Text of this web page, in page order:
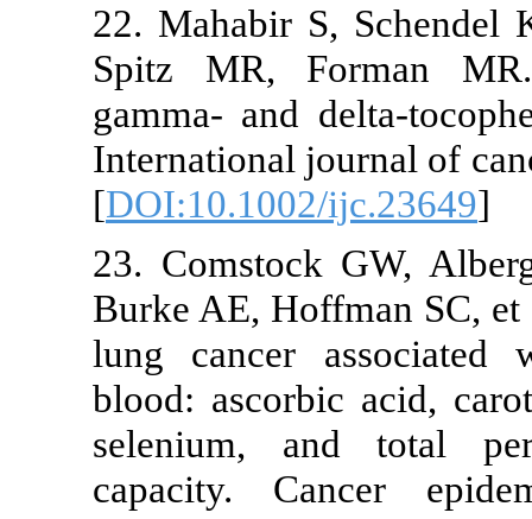
22. Mahabir S,
Spitz MR,
gamma- and delta-
International journal
[DOI:10.1002/
23. Comstock GW,
Burke AE, Hoffman
lung cancer
blood: ascorbic
selenium, and
capacity. Cancer